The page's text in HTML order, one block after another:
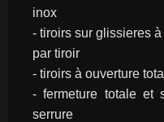
inox
- tiroirs sur glissieres
par tiroir
- tiroirs à ouverture
- fermeture totale et
serrure